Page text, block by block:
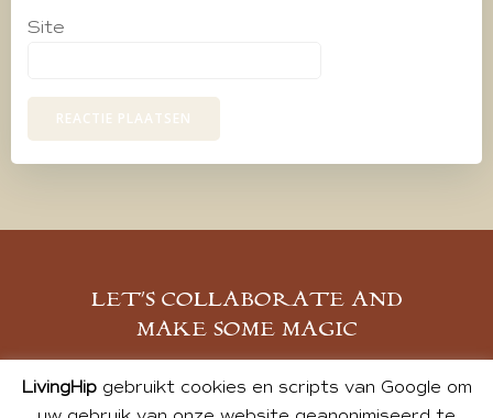
Site
LET’S COLLABORATE AND
MAKE SOME MAGIC
MELD JE AAN
LivingHipgebruikt cookies en scripts van Google om